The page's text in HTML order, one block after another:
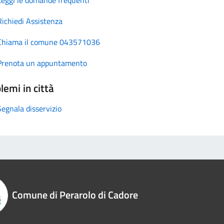
Assistenza
il comune 043571036
un appuntamento
in città
disservizio
Comune di Perarolo di Cadore